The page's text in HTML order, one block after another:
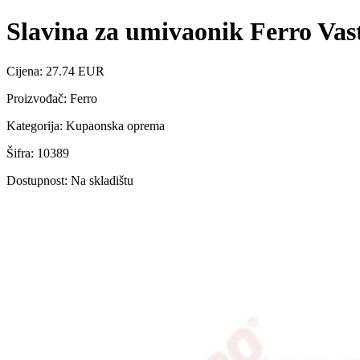
Slavina za umivaonik Ferro
Cijena: 27.74 EUR
Proizvođač: Ferro
Kategorija: Kupaonska oprema
Šifra: 10389
Dostupnost: Na skladištu